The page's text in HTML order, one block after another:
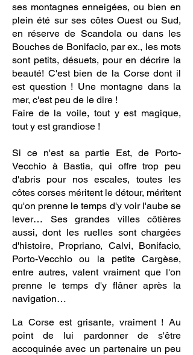
ses montagnes enneigées, ou bien en
plein été sur ses côtes Ouest ou Sud,
en réserve de Scandola ou dans les
Bouches de Bonifacio, par ex., les mots
sont petits, désuets, pour en décrire la
beauté! C'est bien de la Corse dont il
est question ! Une montagne dans la
mer, c'est peu de le dire !
Faire de la voile, tout y est magique,
tout y est grandiose !
Si ce n'est sa partie Est, de Porto-
Vecchio à Bastia, qui offre trop peu
d'abris pour nos escales, toutes les
côtes corses méritent le détour, méritent
qu'on prenne le temps d'y voir l'aube se
lever… Ses grandes villes côtières
aussi, dont les ruelles sont chargées
d'histoire, Propriano, Calvi, Bonifacio,
Porto-Vecchio ou la petite Cargèse,
entre autres, valent vraiment que l'on
prenne le temps d'y flâner après la
navigation…
La Corse est grisante, vraiment ! Au
point de lui pardonner de s'être
accoquinée avec un partenaire un peu